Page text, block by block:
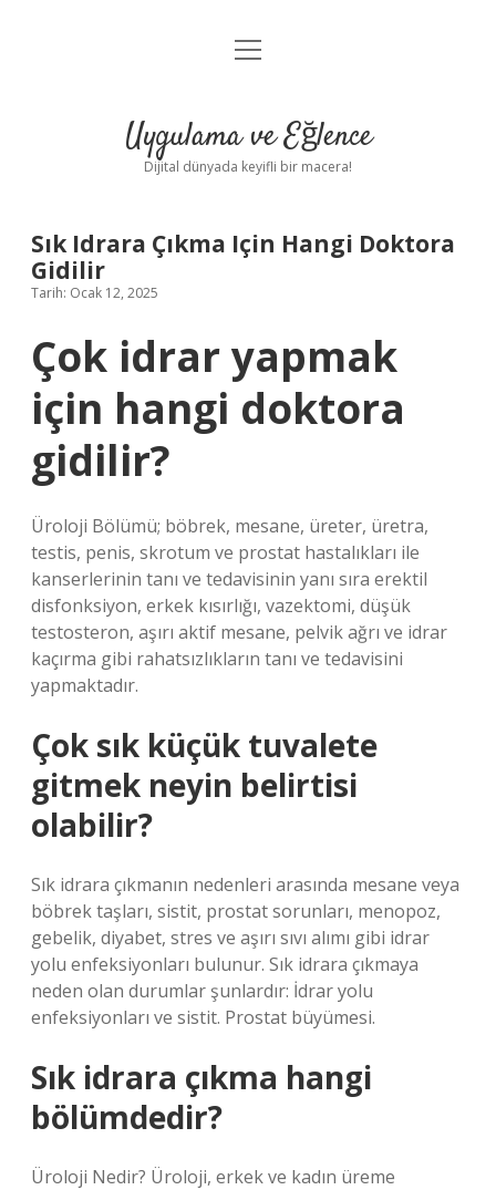
Anasayfa
Yasal Uyarı
menüyü
Uygulama ve Eğlence
Dijital dünyada keyifli bir macera!
Sık Idrara Çıkma Için Hangi Doktora
Gidilir
Tarih: Ocak 12, 2025
Çok idrar yapmak
için hangi doktora
gidilir?
Üroloji Bölümü; böbrek, mesane, üreter, üretra,
testis, penis, skrotum ve prostat hastalıkları ile
kanserlerinin tanı ve tedavisinin yanı sıra erektil
disfonksiyon, erkek kısırlığı, vazektomi, düşük
testosteron, aşırı aktif mesane, pelvik ağrı ve idrar
kaçırma gibi rahatsızlıkların tanı ve tedavisini
yapmaktadır.
Çok sık küçük tuvalete
gitmek neyin belirtisi
olabilir?
Sık idrara çıkmanın nedenleri arasında mesane veya
böbrek taşları, sistit, prostat sorunları, menopoz,
gebelik, diyabet, stres ve aşırı sıvı alımı gibi idrar
yolu enfeksiyonları bulunur. Sık idrara çıkmaya
neden olan durumlar şunlardır: İdrar yolu
enfeksiyonları ve sistit. Prostat büyümesi.
Sık idrara çıkma hangi
bölümdedir?
Üroloji Nedir? Üroloji, erkek ve kadın üreme